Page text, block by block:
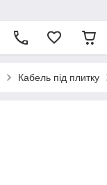
Кабель під плитку